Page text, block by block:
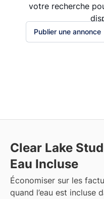
votre recherche
Publier une annonce
Clear Lake
Eau Incluse
Économiser sur les
quand l’eau est incluse